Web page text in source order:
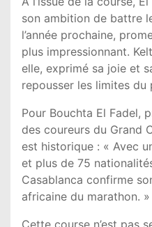
son ambition de battre
l’année prochaine,
plus impressionnant.
elle, exprimé sa joie et
repousser les limites du
Pour Bouchta El Fadel,
des coureurs du Grand
est historique : « Avec
et plus de 75
Casablanca confirme
africaine du marathon. »